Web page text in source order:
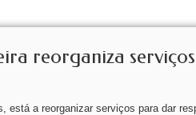
reorganiza
está a reorganizar serviços para dar